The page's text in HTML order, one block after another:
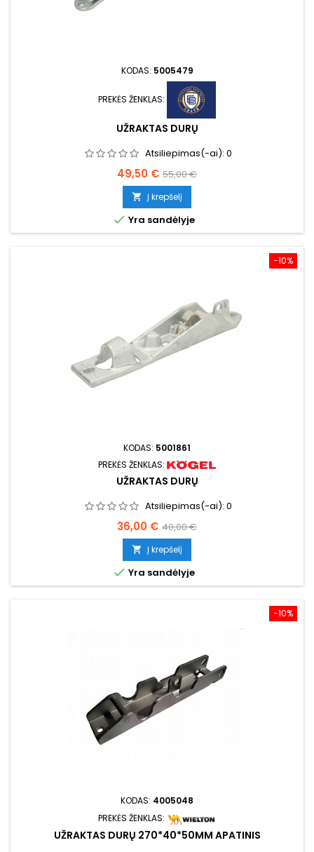
KODAS: 5005479
PREKĖS ŽENKLAS:
UŽRAKTAS DURŲ
Atsiliepimas(-ai): 0
Kaina
49,50 € Bazinė
kaina
55,00 €
 Į krepšelį
 Yra sandėlyje
−10%
KODAS: 5001861
PREKĖS ŽENKLAS:
UŽRAKTAS DURŲ
Atsiliepimas(-ai): 0
Kaina
36,00 € Bazinė
kaina
40,00 €
 Į krepšelį
 Yra sandėlyje
−10%
KODAS: 4005048
PREKĖS ŽENKLAS:
UŽRAKTAS DURŲ 270*40*50MM APATINIS